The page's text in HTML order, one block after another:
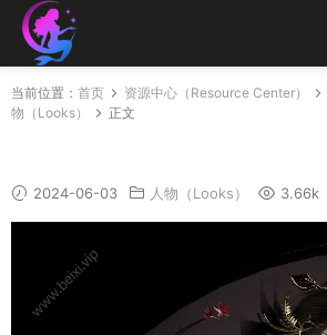
当前位置： 首页 资源中心（Resource Center）
物（Looks）
正文
2024-06-03 人物（Looks） 3.66k